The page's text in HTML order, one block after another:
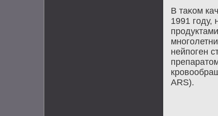
В таκом
1991 году,
нейпоген
ARS).